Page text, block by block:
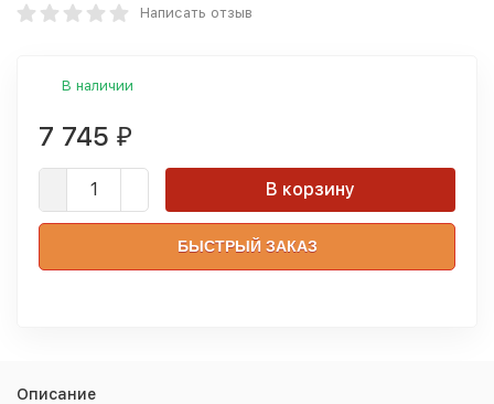
Написать отзыв
В наличии
7 745 ₽
В корзину
БЫСТРЫЙ ЗАКАЗ
Описание